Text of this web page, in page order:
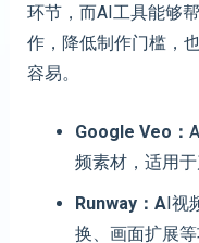
环节，而AI工具能够
作，降低制作门槛，
容易。
Google Veo：
频素材，适用
Runway：AI视
换、画面扩展